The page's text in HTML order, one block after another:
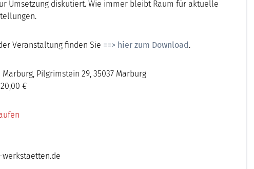
Umsetzung diskutiert. Wie immer bleibt Raum für aktuelle
Veranstaltung finden Sie ==> hier zum Download.
Pilgrimstein 29, 35037 Marburg
€
werkstaetten.de